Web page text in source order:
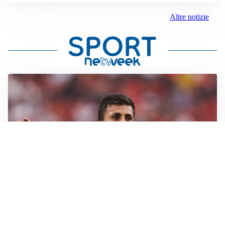
Altre notizie